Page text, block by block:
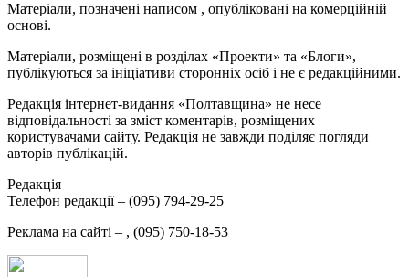
Матеріали, позначені написом , опубліковані на комерційній
основі.
Матеріали, розміщені в розділах «Проекти» та «Блоги»,
публікуються за ініціативи сторонніх осіб і не є редакційними.
Редакція інтернет-видання «Полтавщина» не несе
відповідальності за зміст коментарів, розміщених
користувачами сайту. Редакція не завжди поділяє погляди
авторів публікацій.
Редакція –
Телефон редакції – (095) 794-29-25
Реклама на сайті – , (095) 750-18-53